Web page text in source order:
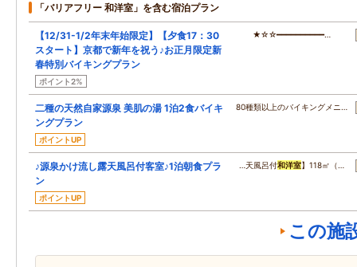
「バリアフリー 和洋室」を含む宿泊プラン
【12/31-1/2年末年始限定】【夕食17：30
スタート】京都で新年を祝う♪お正月限定新
春特別バイキングプラン
ポイント2%
★☆☆━━━━━━━━━━…
二種の天然自家源泉 美肌の湯 1泊2食バイキ
ングプラン
ポイントUP
80種類以上のバイキングメニ…
♪源泉かけ流し露天風呂付客室♪1泊朝食プラ
ン
ポイントUP
…天風呂付和洋室】118㎡（…
この施